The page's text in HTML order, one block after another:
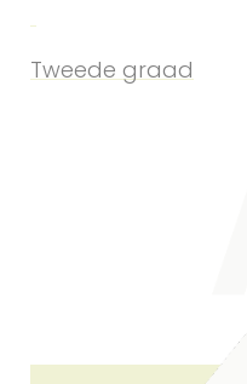
Tweede graad